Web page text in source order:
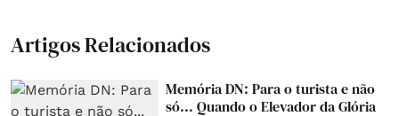
Artigos Relacionados
Memória DN: Para o turista e não
só... Quando o Elevador da Glória